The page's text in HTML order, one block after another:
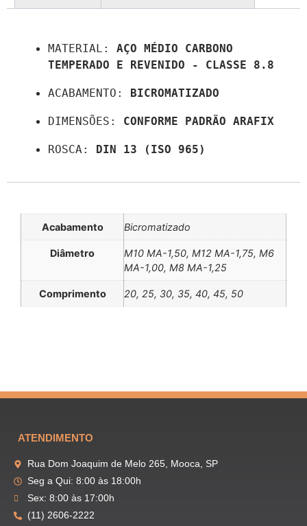
MATERIAL: AÇO MÉDIO CARBONO
TEMPERADO E REVENIDO - CLASSE 8.8
ACABAMENTO: BICROMATIZADO
DIMENSÕES: CONFORME PADRÃO ARAFIX
ROSCA: DIN 13 (ISO 965)
Acabamento Bicromatizado
Diâmetro
M10 MA-1,50, M12 MA-1,75, M6
MA-1,00, M8 MA-1,25
Comprimento 20, 25, 30, 35, 40, 45, 50
ATENDIMENTO
Rua Dom Joaquim de Melo 265, Mooca, SP
Seg a Qui: 8:00 às 18:00h
Sex: 8:00 às 17:00h
(11) 2606-2222